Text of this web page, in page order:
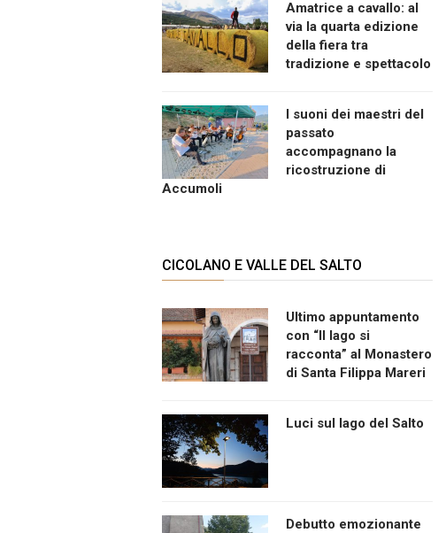
Amatrice a cavallo: al
via la quarta edizione
della fiera tra
tradizione e spettacolo
I suoni dei maestri del
passato
accompagnano la
ricostruzione di
Accumoli
CICOLANO E VALLE DEL SALTO
Ultimo appuntamento
con “Il lago si
racconta” al Monastero
di Santa Filippa Mareri
Luci sul lago del Salto
Debutto emozionante